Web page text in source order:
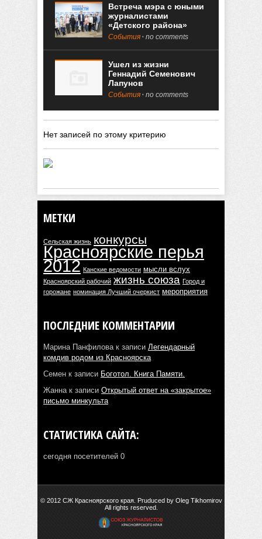
Встреча мэра с юными
журналистами
«Детского района»
События no comments
Ушел из жизни
Геннадий Семенович
Лапунов
События no comments
Нет записей по этому критерию
МЕТКИ
Сельская жизнь конкурсы
Красноярские перья
2012 Канские ведомости мысли вслух
Красноярский рабочий жизнь союза Город и
горожане номинация Лучший очеркист мероприятия
ПОСЛЕДНИЕ КОММЕНТАРИИ
Марина Панфиловак записи Легендарный
комдив родом из Красноярска
Семен к записи Боготол. Книга Памяти.
Жаннак записи Открытый ответ на «закрытое»
письмо минкульта
СТАТИСТИКА САЙТА:
сегодня посетителей 0
© 2012 СЖ Красноярского края. Pruduced by Oleg Tikhomirov
All rights reserved.